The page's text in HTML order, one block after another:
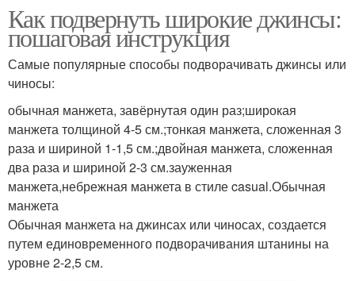
Как подвернуть широкие джинсы:
пошаговая инструкция
Самые популярные способы подворачивать джинсы или
чиносы:
обычная манжета, завёрнутая один раз;широкая
манжета толщиной 4-5 см.;тонкая манжета, сложенная 3
раза и шириной 1-1,5 см.;двойная манжета, сложенная
два раза и шириной 2-3 см.зауженная
манжета,небрежная манжета в стиле casual.Обычная
манжета
Обычная манжета на джинсах или чиносах, создается
путем единовременного подворачивания штанины на
уровне 2-2,5 см.